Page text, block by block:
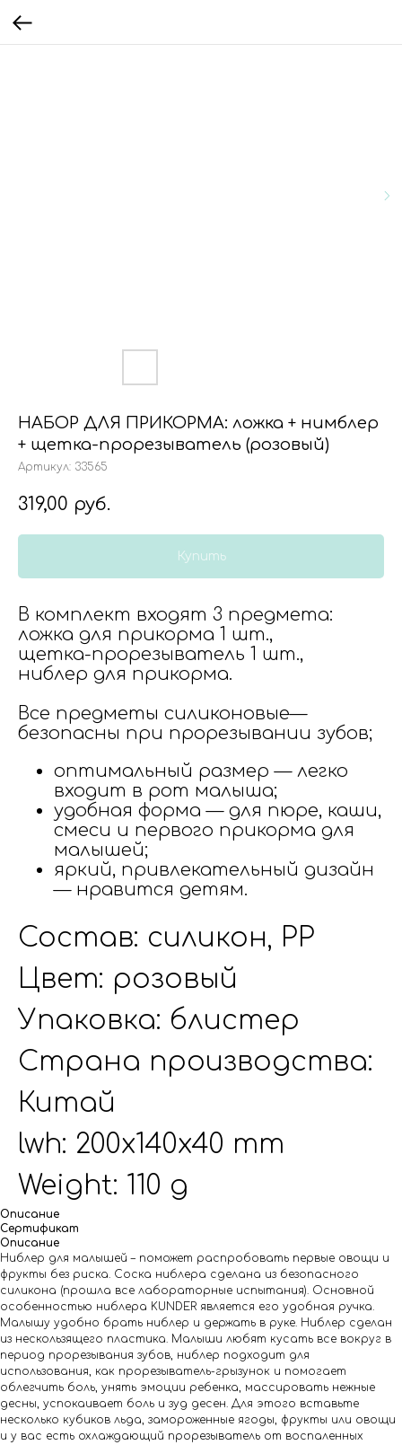
НАБОР ДЛЯ ПРИКОРМА: ложка + нимблер
+ щетка-прорезыватель (розовый)
Артикул: 33565
319,00 руб.
Купить
В комплект входят 3 предмета:
ложка для прикорма 1 шт.,
щетка-прорезыватель 1 шт.,
ниблер для прикорма.
Все предметы силиконовые—
безопасны при прорезывании зубов;
оптимальный размер — легко
входит в рот малыша;
удобная форма — для пюре, каши,
смеси и первого прикорма для
малышей;
яркий, привлекательный дизайн
— нравится детям.
Состав: силикон, PP
Цвет: розовый
Упаковка: блистер
Страна производства:
Китай
lwh: 200x140x40 mm
Weight: 110 g
Описание
Сертификат
Описание
Ниблер для малышей – поможет распробовать первые овощи и
фрукты без риска. Соска ниблера сделана из безопасного
силикона (прошла все лабораторные испытания). Основной
особенностью ниблера KUNDER является его удобная ручка.
Малышу удобно брать ниблер и держать в руке. Ниблер сделан
из нескользящего пластика. Малыши любят кусать все вокруг в
период прорезывания зубов, ниблер подходит для
использования, как прорезыватель-грызунок и помогает
облегчить боль, унять эмоции ребенка, массировать нежные
десны, успокаивает боль и зуд десен. Для этого вставьте
несколько кубиков льда, замороженные ягоды, фрукты или овощи
и у вас есть охлаждающий прорезыватель от воспаленных